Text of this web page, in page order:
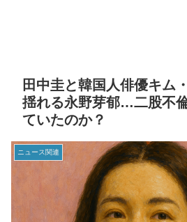
田中圭と韓国人俳優キム
揺れる永野芽郁…二股不
ていたのか？
ニュース関連